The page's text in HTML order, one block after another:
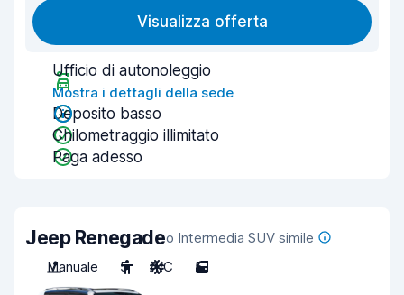
Visualizza offerta
Ufficio di autonoleggio
Mostra i dettagli della sede
Deposito basso
Chilometraggio illimitato
Paga adesso
Jeep Renegadeo Intermedia SUV simile
Manuale
5 A/C 5